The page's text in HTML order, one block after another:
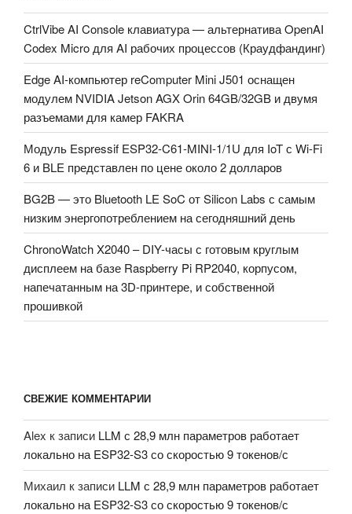
CtrlVibe AI Console клавиатура — альтернатива OpenAI
Codex Micro для AI рабочих процессов (Краудфандинг)
Edge AI-компьютер reComputer Mini J501 оснащен
модулем NVIDIA Jetson AGX Orin 64GB/32GB и двумя
разъемами для камер FAKRA
Модуль Espressif ESP32-C61-MINI-1/1U для IoT с Wi-Fi
6 и BLE представлен по цене около 2 долларов
BG2B — это Bluetooth LE SoC от Silicon Labs с самым
низким энергопотреблением на сегодняшний день
ChronoWatch X2040 – DIY-часы с готовым круглым
дисплеем на базе Raspberry Pi RP2040, корпусом,
напечатанным на 3D-принтере, и собственной
прошивкой
СВЕЖИЕ КОММЕНТАРИИ
Alex к записи LLM с 28,9 млн параметров работает
локально на ESP32-S3 со скоростью 9 токенов/с
Михаил к записи LLM с 28,9 млн параметров работает
локально на ESP32-S3 со скоростью 9 токенов/с